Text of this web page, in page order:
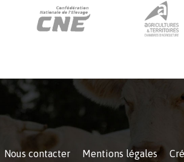
Nous contacter Mentions légales